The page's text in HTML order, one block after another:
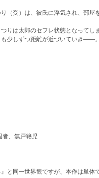
（受）は、彼氏に浮気され、部
りは太郎のセフレ状態となってしま
少しずつ距離が近づいていき――。
、無戸籍児
と同一世界観ですが、本作は単体